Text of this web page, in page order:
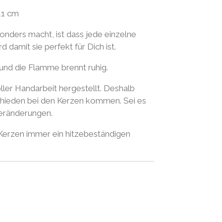
cm
macht, ist dass jede einzelne
damit sie perfekt für Dich ist.
die Flamme brennt ruhig.
Handarbeit hergestellt. Deshalb
bei den Kerzen kommen. Sei es
immer ein hitzebeständigen